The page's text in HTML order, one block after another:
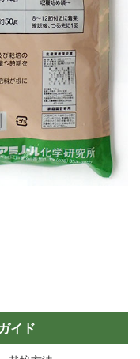
イド